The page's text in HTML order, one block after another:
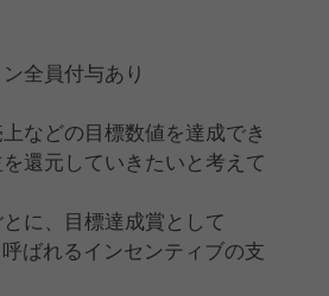
全員付与あり
などの目標数値を達成でき
還元していきたいと考えて
に、目標達成賞として
呼ばれるインセンティブの支